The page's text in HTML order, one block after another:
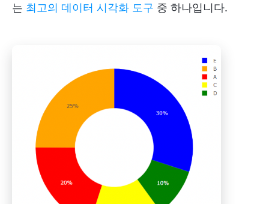
는 최고의 데이터 시각화 도구 중 하나입니다.